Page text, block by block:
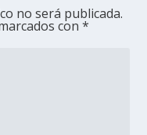
no será publicada.
con*